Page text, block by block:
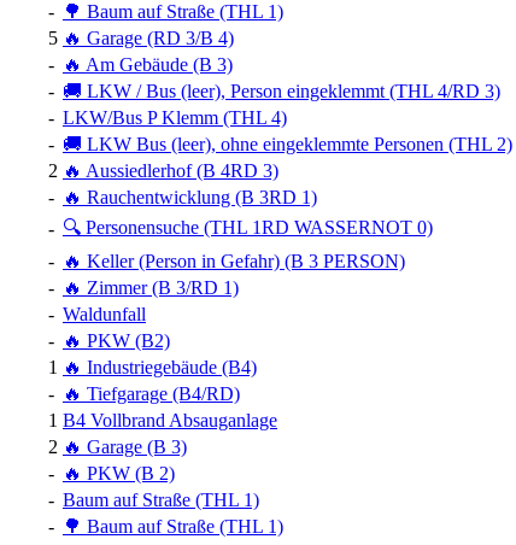
- 🌳 Baum auf Straße (THL 1)
5 🔥 Garage (RD 3/B 4)
- 🔥 Am Gebäude (B 3)
- 🚚 LKW / Bus (leer), Person eingeklemmt (THL 4/RD 3)
- LKW/Bus P Klemm (THL 4)
- 🚚 LKW Bus (leer), ohne eingeklemmte Personen (THL 2)
2 🔥 Aussiedlerhof (B 4RD 3)
- 🔥 Rauchentwicklung (B 3RD 1)
- 🔍 Personensuche (THL 1RD WASSERNOT 0)
- 🔥 Keller (Person in Gefahr) (B 3 PERSON)
- 🔥 Zimmer (B 3/RD 1)
- Waldunfall
- 🔥 PKW (B2)
1 🔥 Industriegebäude (B4)
- 🔥 Tiefgarage (B4/RD)
1 B4 Vollbrand Absauganlage
2 🔥 Garage (B 3)
- 🔥 PKW (B 2)
- Baum auf Straße (THL 1)
- 🌳 Baum auf Straße (THL 1)